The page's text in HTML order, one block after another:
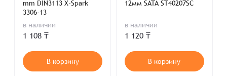
mm DIN3113 X-Spark
3306-13
в наличии
1 108 ₸
В корзину
12мм SATA ST40207SC
в наличии
1 120 ₸
В корзину